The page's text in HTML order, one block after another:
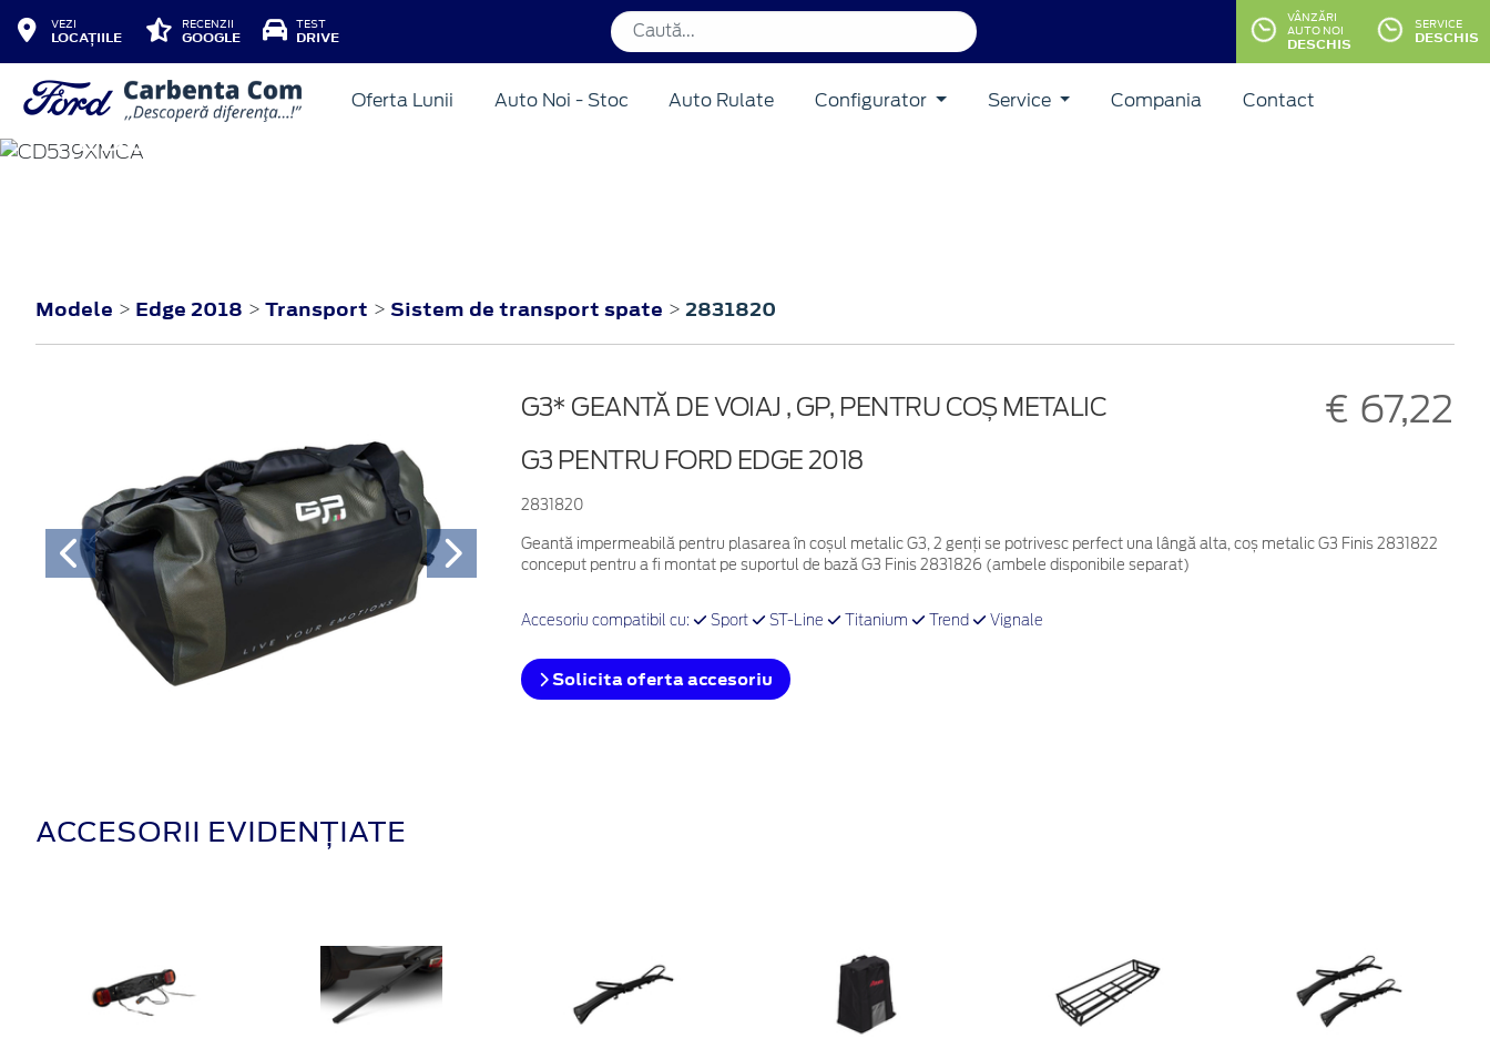
VEZI
LOCAȚIILE
RECENZII
GOOGLE
TEST
DRIVE
VÂNZĂRI
AUTO NOI
DESCHIS
SERVICE
DESCHIS
Oferta Lunii Auto Noi - Stoc Auto Rulate Configurator Service Compania Contact
EDGE
Modele > Edge 2018 > Transport > Sistem de transport spate > 2831820
G3* GEANTĂ DE VOIAJ , GP, PENTRU COȘ METALIC
G3 PENTRU FORD EDGE 2018
2831820
€ 67,22
Geantă impermeabilă pentru plasarea în coșul metalic G3, 2 genți se potrivesc perfect una lângă alta, coș metalic G3 Finis 2831822
conceput pentru a fi montat pe suportul de bază G3 Finis 2831826 (ambele disponibile separat)
Accesoriu compatibil cu: Sport ST-Line Titanium Trend Vignale
Solicita oferta accesoriu
ACCESORII EVIDENȚIATE